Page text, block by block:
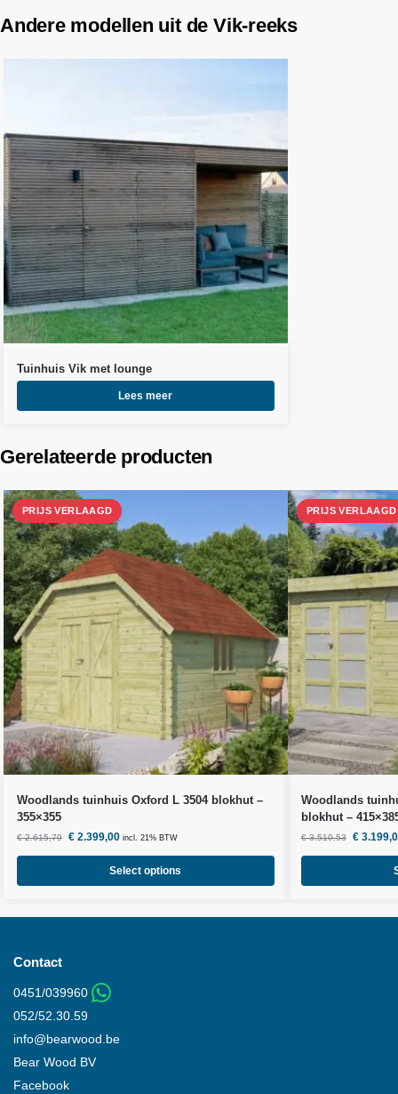
Andere modellen uit de Vik-reeks
Tuinhuis Vik met lounge
Lees meer
Gerelateerde producten
Woodlandstuinhuis Oxford L 3504 blokhut –
355×355
€2.615,79 €2.399,00 incl. 21% BTW
Select options
Woodlands
blokhut –
€3.510,53 €
Contact
0451/039960
052/52.30.59
info@bearwood.be
Bear Wood BV
Facebook